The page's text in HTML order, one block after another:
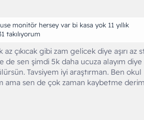
monitör hersey var bi kasa yok 11 yıllık
takılıyorum
çıkıcak gibi zam gelicek diye aşırı az
de sen şimdi 5k daha ucuza alayım diye
Tavsiyem iyi araştırman. Ben okul
ama sen de çok zaman kaybetme